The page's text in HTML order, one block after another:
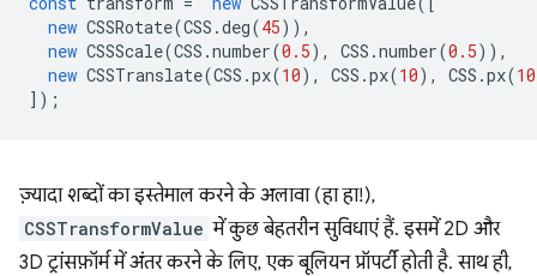
new CSSRotate(CSS .deg(45)),
new CSSScale(CSS .number(0.5), CSS .number(0.5)),
new CSSTranslate(CSS .px(10), CSS .px(10), CSS .px(10
]);
ज़्यादा शब्दों का इस्तेमाल करने के अलावा (हा हा!),
CSSTransformValue में कुछ बेहतरीन सुविधाएं हैं. इसमें 2D और
3D ट्रांसफ़ॉर्म में अंतर करने के लिए, एक बूलियन प्रॉपर्टी होती है. साथ ही,